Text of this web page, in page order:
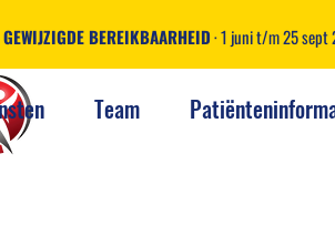
BEREIKBAARHEID· 1 juni t/m 25 sept
Team